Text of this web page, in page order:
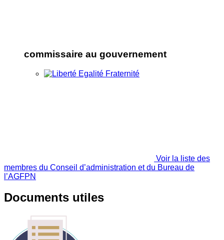
commissaire au gouvernement
Voir la liste des
membres du Conseil d’administration et du Bureau de
l’AGFPN
Documents utiles